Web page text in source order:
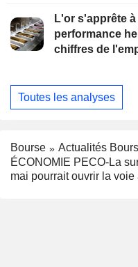
L'or s'apprête
performance
chiffres de
Toutes les analyses
Bourse
Actualités
ÉCONOMIE PECO-La
mai pourrait ouvrir la